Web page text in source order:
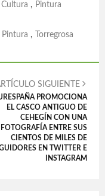
Cultura , Pintura
Pintura , Torregrosa
SIGUIENTE
PROMOCIONA
EL CASCO ANTIGUO DE
CEHEGÍN CON UNA
FOTOGRAFÍA ENTRE SUS
CIENTOS DE MILES DE
EN TWITTER E
INSTAGRAM